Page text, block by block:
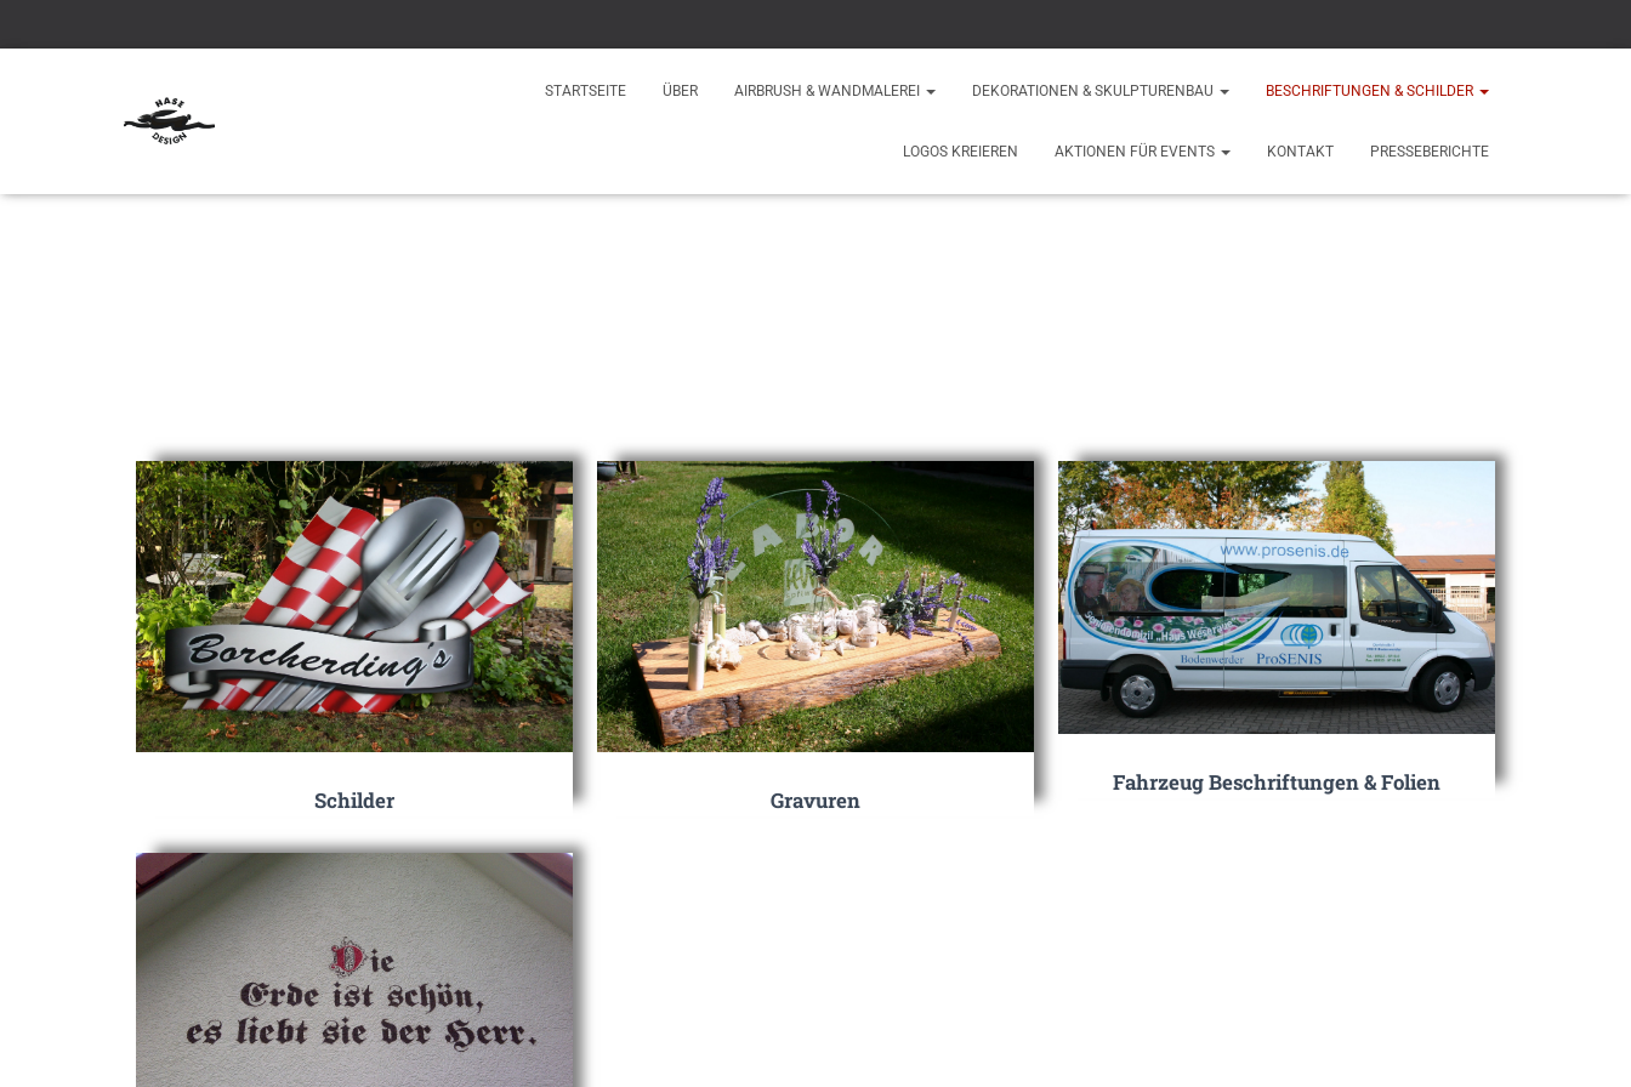
STARTSEITE ÜBER AIRBRUSH & WANDMALEREI DEKORATIONEN & SKULPTURENBAU BESCHRIFTUNGEN & SCHILDER
LOGOS KREIEREN AKTIONEN FÜR EVENTS KONTAKT PRESSEBERICHTE
Schilder Gravuren
Fahrzeug Beschriftungen & Folien